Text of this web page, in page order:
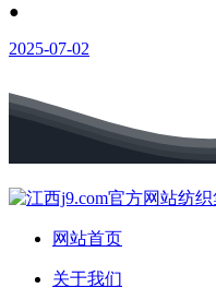
●
2025-07-02
网站首页
关于我们